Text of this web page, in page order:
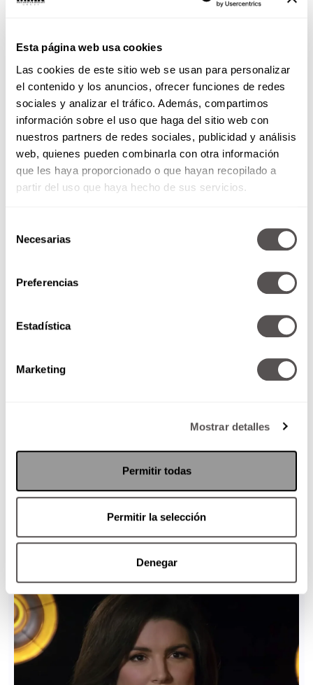
Esta página web usa cookies
Las cookies de este sitio web se usan para personalizar
el contenido y los anuncios, ofrecer funciones de redes
sociales y analizar el tráfico. Además, compartimos
información sobre el uso que haga del sitio web con
nuestros partners de redes sociales, publicidad y análisis
web, quienes pueden combinarla con otra información
que les haya proporcionado o que hayan recopilado a
partir del uso que haya hecho de sus servicios.
Necesarias
Preferencias
Estadística
Marketing
Mostrar detalles
Permitir todas
Permitir la selección
Denegar